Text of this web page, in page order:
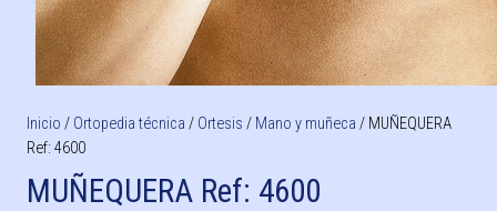
Inicio / Ortopedia técnica / Ortesis / Mano y muñeca / MUÑEQUERA
Ref: 4600
MUÑEQUERA Ref: 4600